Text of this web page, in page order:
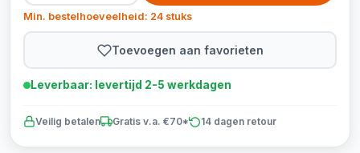
Min. bestelhoeveelheid: 24 stuks
Toevoegen aan favorieten
Leverbaar: levertijd 2-5 werkdagen
Veilig betalen Gratis v.a. €70* 14 dagen retour